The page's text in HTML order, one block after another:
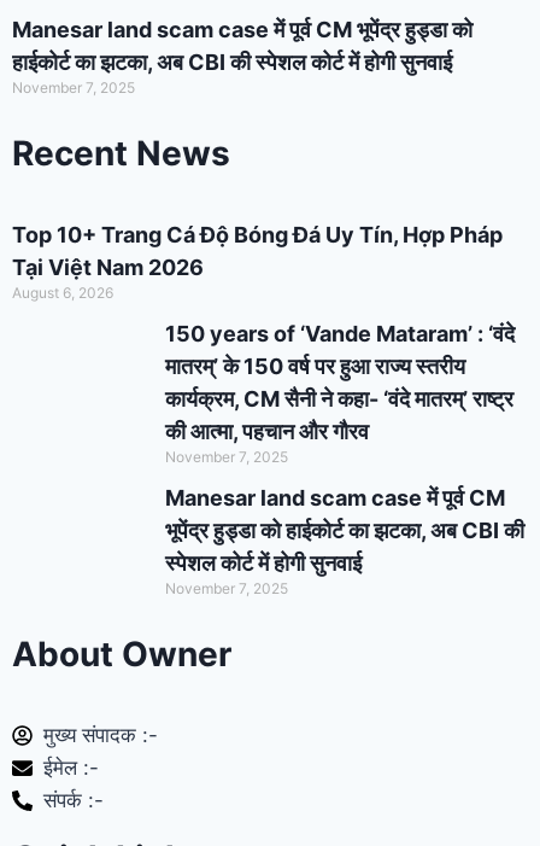
Manesar land scam case में पूर्व CM भूपेंद्र हुड्डा को
हाईकोर्ट का झटका, अब CBI की स्पेशल कोर्ट में होगी सुनवाई
November 7, 2025
Recent News
Top 10+ Trang Cá Độ Bóng Đá Uy Tín, Hợp Pháp
Tại Việt Nam 2026
August 6, 2026
150 years of ‘Vande Mataram’ : ‘वंदे
मातरम्’ के 150 वर्ष पर हुआ राज्य स्तरीय
कार्यक्रम, CM सैनी ने कहा- ‘वंदे मातरम्’ राष्ट्र
की आत्मा, पहचान और गौरव
November 7, 2025
Manesar land scam case में पूर्व CM
भूपेंद्र हुड्डा को हाईकोर्ट का झटका, अब CBI की
स्पेशल कोर्ट में होगी सुनवाई
November 7, 2025
About Owner
मुख्य संपादक :-
ईमेल :-
संपर्क :-